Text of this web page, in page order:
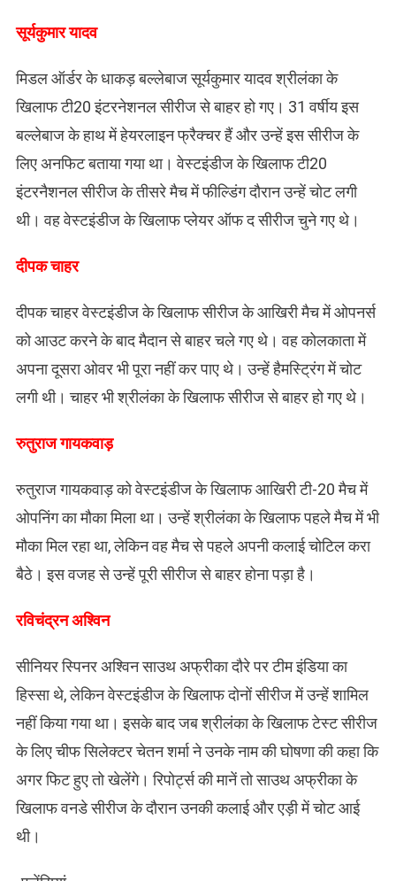
सूर्यकुमार यादव
मिडल ऑर्डर के धाकड़ बल्लेबाज सूर्यकुमार यादव श्रीलंका के
खिलाफ टी20 इंटरनेशनल सीरीज से बाहर हो गए। 31 वर्षीय इस
बल्लेबाज के हाथ में हेयरलाइन फ्रैक्चर हैं और उन्हें इस सीरीज के
लिए अनफिट बताया गया था। वेस्टइंडीज के खिलाफ टी20
इंटरनैशनल सीरीज के तीसरे मैच में फील्डिंग दौरान उन्हें चोट लगी
थी। वह वेस्टइंडीज के खिलाफ प्लेयर ऑफ द सीरीज चुने गए थे।
दीपक चाहर
दीपक चाहर वेस्टइंडीज के खिलाफ सीरीज के आखिरी मैच में ओपनर्स
को आउट करने के बाद मैदान से बाहर चले गए थे। वह कोलकाता में
अपना दूसरा ओवर भी पूरा नहीं कर पाए थे। उन्हें हैमस्ट्रिंग में चोट
लगी थी। चाहर भी श्रीलंका के खिलाफ सीरीज से बाहर हो गए थे।
रुतुराज गायकवाड़
रुतुराज गायकवाड़ को वेस्टइंडीज के खिलाफ आखिरी टी-20 मैच में
ओपनिंग का मौका मिला था। उन्हें श्रीलंका के खिलाफ पहले मैच में भी
मौका मिल रहा था, लेकिन वह मैच से पहले अपनी कलाई चोटिल करा
बैठे। इस वजह से उन्हें पूरी सीरीज से बाहर होना पड़ा है।
रविचंद्रन अश्विन
सीनियर स्पिनर अश्विन साउथ अफ्रीका दौरे पर टीम इंडिया का
हिस्सा थे, लेकिन वेस्टइंडीज के खिलाफ दोनों सीरीज में उन्हें शामिल
नहीं किया गया था। इसके बाद जब श्रीलंका के खिलाफ टेस्ट सीरीज
के लिए चीफ सिलेक्टर चेतन शर्मा ने उनके नाम की घोषणा की कहा कि
अगर फिट हुए तो खेलेंगे। रिपोर्ट्स की मानें तो साउथ अफ्रीका के
खिलाफ वनडे सीरीज के दौरान उनकी कलाई और एड़ी में चोट आई
थी।